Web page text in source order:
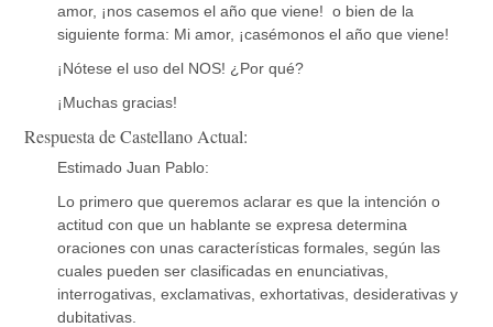
amor, ¡nos casemos el año que viene! o bien de la
siguiente forma: Mi amor, ¡casémonos el año que viene!
¡Nótese el uso del NOS! ¿Por qué?
¡Muchas gracias!
Respuesta de Castellano Actual:
Estimado Juan Pablo:
Lo primero que queremos aclarar es que la intención o
actitud con que un hablante se expresa determina
oraciones con unas características formales, según las
cuales pueden ser clasificadas en enunciativas,
interrogativas, exclamativas, exhortativas, desiderativas y
dubitativas.